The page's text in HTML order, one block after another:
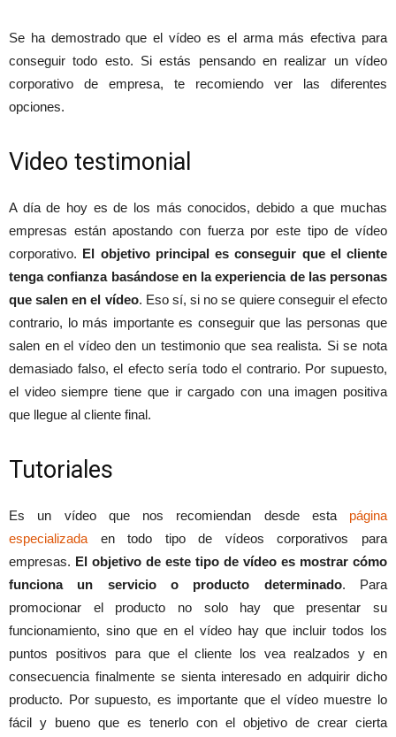
Se ha demostrado que el vídeo es el arma más efectiva para
conseguir todo esto. Si estás pensando en realizar un vídeo
corporativo de empresa, te recomiendo ver las diferentes
opciones.
Video testimonial
A día de hoy es de los más conocidos, debido a que muchas
empresas están apostando con fuerza por este tipo de vídeo
corporativo. El objetivo principal es conseguir que el cliente
tenga confianza basándose en la experiencia de las personas
que salen en el vídeo. Eso sí, si no se quiere conseguir el efecto
contrario, lo más importante es conseguir que las personas que
salen en el vídeo den un testimonio que sea realista. Si se nota
demasiado falso, el efecto sería todo el contrario. Por supuesto,
el video siempre tiene que ir cargado con una imagen positiva
que llegue al cliente final.
Tutoriales
Es un vídeo que nos recomiendan desde esta página
especializada en todo tipo de vídeos corporativos para
empresas. El objetivo de este tipo de vídeo es mostrar cómo
funciona un servicio o producto determinado. Para
promocionar el producto no solo hay que presentar su
funcionamiento, sino que en el vídeo hay que incluir todos los
puntos positivos para que el cliente los vea realzados y en
consecuencia finalmente se sienta interesado en adquirir dicho
producto. Por supuesto, es importante que el vídeo muestre lo
fácil y bueno que es tenerlo con el objetivo de crear cierta